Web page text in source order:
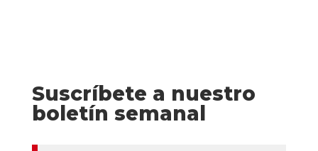
Suscríbete a nuestro
boletín semanal